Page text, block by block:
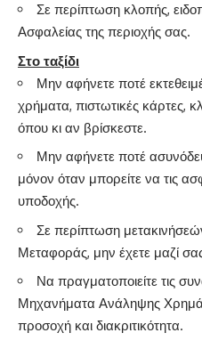
Σε περίπτωση κλοπής,
Ασφαλείας της περιοχής σας.
Στο ταξίδι
Μην αφήνετε ποτέ
χρήματα, πιστωτικές κάρτες,
όπου κι αν βρίσκεστε.
Μην αφήνετε ποτέ
μόνον όταν μπορείτε να τις
υποδοχής.
Σε περίπτωση
Μεταφοράς, μην έχετε μαζί
Να πραγματοποιείτε τις
Μηχανήματα Ανάληψης
προσοχή και διακριτικότητα.